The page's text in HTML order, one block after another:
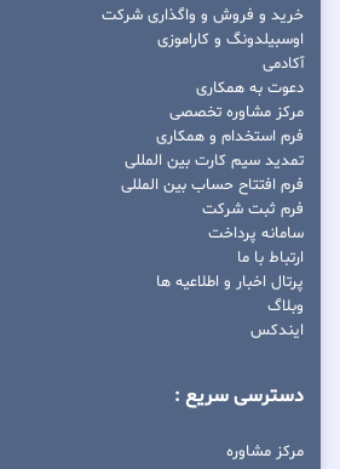
خرید و فروش و واگذاری شرکت
اوسبیلدونگ و کاراموزی
آکادمی
دعوت به همکاری
مرکز مشاوره تخصصی
فرم استخدام و همکاری
تمدید سیم کارت بین المللی
فرم افتتاح حساب بین المللی
فرم ثبت شرکت
سامانه پرداخت
ارتباط با ما
پرتال اخبار و اطلاعیه ها
وبلاگ
ایندکس
دسترسی سریع :
مرکز مشاوره